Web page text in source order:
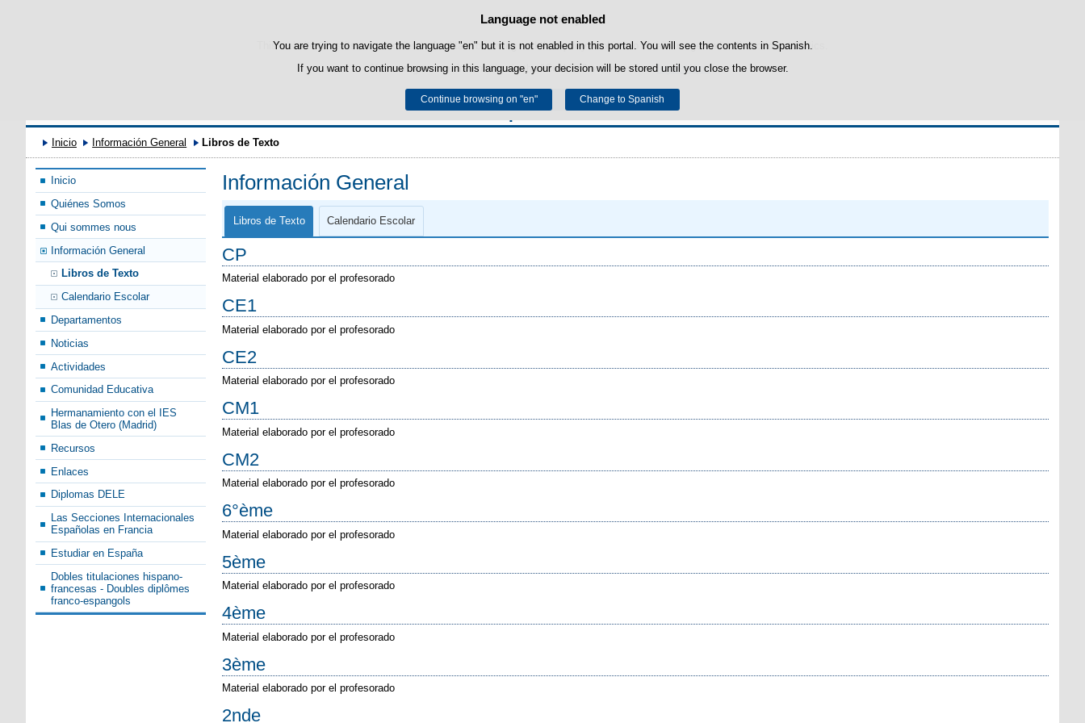
Cookie Policy
This website uses its own cookies to facilitate browsing and third-party cookies to obtain usage and satisfaction statistics.
You can get more information in the "Cookies" section of ourlegal notice.
Accept Reject
Language not enabled
You are trying to navigate the language "en" but it is not enabled in this portal. You will see the contents in Spanish.
If you want to continue browsing in this language, your decision will be stored until you close the browser.
Continue browsing on "en" Change to Spanish
Skip to content
Sección Española de Grenoble
Inicio Información General Libros de Texto
Inicio
Quiénes Somos
Qui sommes nous
Información General
Libros de Texto
Calendario Escolar
Departamentos
Noticias
Actividades
Comunidad Educativa
Hermanamiento con el IES
Blas de Otero (Madrid)
Recursos
Enlaces
Diplomas DELE
Las Secciones Internacionales
Españolas en Francia
Estudiar en España
Dobles titulaciones hispano-
francesas - Doubles diplômes
franco-espangols
Información General
Libros de Texto Calendario Escolar
CP
Material elaborado por el profesorado
CE1
Material elaborado por el profesorado
CE2
Material elaborado por el profesorado
CM1
Material elaborado por el profesorado
CM2
Material elaborado por el profesorado
6°ème
Material elaborado por el profesorado
5ème
Material elaborado por el profesorado
4ème
Material elaborado por el profesorado
3ème
Material elaborado por el profesorado
2nde